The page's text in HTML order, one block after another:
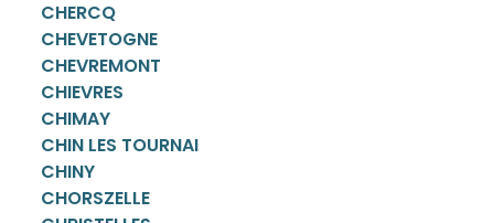
CHERCQ
CHEVETOGNE
CHEVREMONT
CHIEVRES
CHIMAY
CHIN LES TOURNAI
CHINY
CHORSZELLE